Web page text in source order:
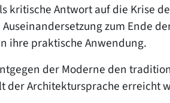
kritische Antwort auf die
zum Ende
ihre praktische Anwendung.
der Moderne den
der Architektursprache erreicht